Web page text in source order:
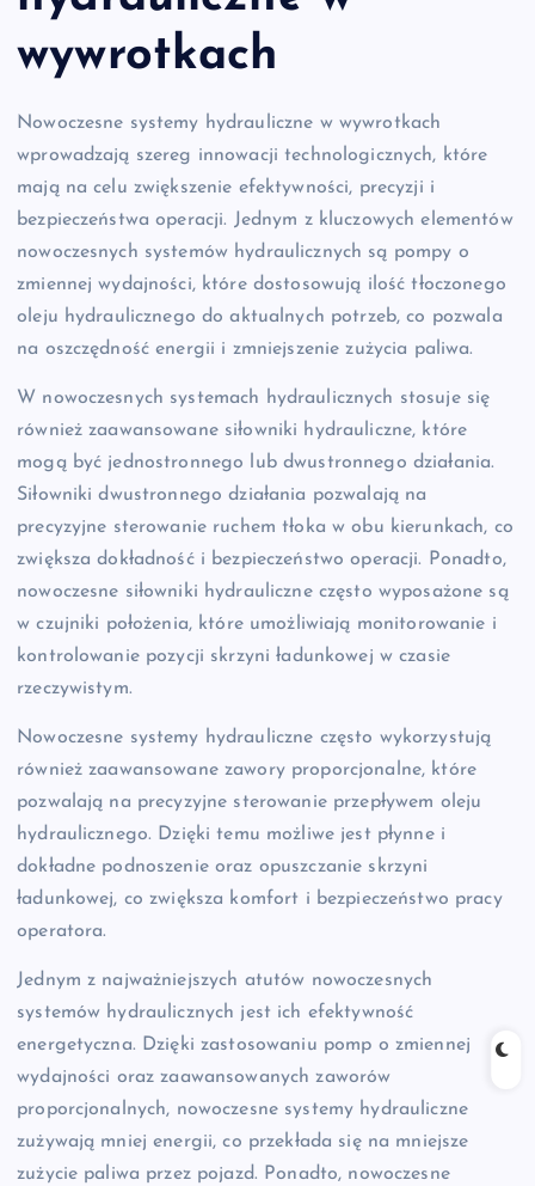
wywrotkach
Nowoczesne systemy hydrauliczne w wywrotkach
wprowadzają szereg innowacji technologicznych, które
mają na celu zwiększenie efektywności, precyzji i
bezpieczeństwa operacji. Jednym z kluczowych elementów
nowoczesnych systemów hydraulicznych są pompy o
zmiennej wydajności, które dostosowują ilość tłoczonego
oleju hydraulicznego do aktualnych potrzeb, co pozwala
na oszczędność energii i zmniejszenie zużycia paliwa.
W nowoczesnych systemach hydraulicznych stosuje się
również zaawansowane siłowniki hydrauliczne, które
mogą być jednostronnego lub dwustronnego działania.
Siłowniki dwustronnego działania pozwalają na
precyzyjne sterowanie ruchem tłoka w obu kierunkach, co
zwiększa dokładność i bezpieczeństwo operacji. Ponadto,
nowoczesne siłowniki hydrauliczne często wyposażone są
w czujniki położenia, które umożliwiają monitorowanie i
kontrolowanie pozycji skrzyni ładunkowej w czasie
rzeczywistym.
Nowoczesne systemy hydrauliczne często wykorzystują
również zaawansowane zawory proporcjonalne, które
pozwalają na precyzyjne sterowanie przepływem oleju
hydraulicznego. Dzięki temu możliwe jest płynne i
dokładne podnoszenie oraz opuszczanie skrzyni
ładunkowej, co zwiększa komfort i bezpieczeństwo pracy
operatora.
Jednym z najważniejszych atutów nowoczesnych
systemów hydraulicznych jest ich efektywność
energetyczna. Dzięki zastosowaniu pomp o zmiennej
wydajności oraz zaawansowanych zaworów
proporcjonalnych, nowoczesne systemy hydrauliczne
zużywają mniej energii, co przekłada się na mniejsze
zużycie paliwa przez pojazd. Ponadto, nowoczesne